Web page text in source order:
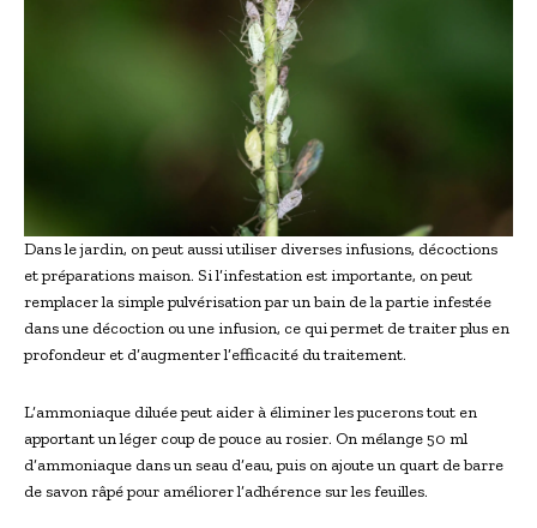
Dans le jardin, on peut aussi utiliser diverses infusions, décoctions
et préparations maison. Si l’infestation est importante, on peut
remplacer la simple pulvérisation par un bain de la partie infestée
dans une décoction ou une infusion, ce qui permet de traiter plus en
profondeur et d’augmenter l’efficacité du traitement.
L’ammoniaque diluée peut aider à éliminer les pucerons tout en
apportant un léger coup de pouce au rosier. On mélange 50 ml
d’ammoniaque dans un seau d’eau, puis on ajoute un quart de barre
de savon râpé pour améliorer l’adhérence sur les feuilles.